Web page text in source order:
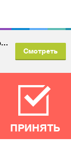
Выбирай: Места Рядом и Афиша
Смотреть
ПРИНЯТЬ